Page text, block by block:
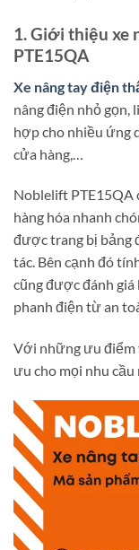
1. Giới thiệu xe
PTE15QA
Xe nâng tay điện
nâng điện nhỏ gọn,
hợp cho nhiều ứng
cửa hàng,…
Noblelift PTE15QA
hàng hóa nhanh
được trang bị bảng
tác. Bên cạnh đó
cũng được đánh
phanh điện từ an
Với những ưu điểm
ưu cho mọi nhu cầu